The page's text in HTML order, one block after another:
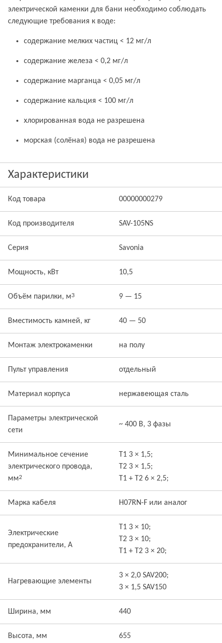
электрической каменки для бани необходимо соблюдать
следующие требования к воде:
содержание мелких частиц < 12 мг/л
содержание железа < 0,2 мг/л
содержание марганца < 0,05 мг/л
содержание кальция < 100 мг/л
хлорированная вода не разрешена
морская (солёная) вода не разрешена
Характеристики
Код товара 00000000279
Код производителя SAV-105NS
Серия Savonia
Мощность, кВт 10,5
Объём парилки, м3 9 — 15
Вместимость камней, кг 40 — 50
Монтаж электрокаменки на полу
Пульт управления отдельный
Материал корпуса нержавеющая сталь
Параметры электрической
сети
~ 400 В, 3 фазы
Минимальное сечение
электрического провода,
мм2
T1 3 × 1,5;
T2 3 × 1,5;
T1 + T2 6 × 2,5;
Марка кабеля H07RN-F или аналог
Электрические
предохранители, А
T1 3 × 10;
T2 3 × 10;
T1 + T2 3 × 20;
Нагревающие элементы
3 × 2,0 SAV200;
3 × 1,5 SAV150
Ширина, мм 440
Высота, мм 655